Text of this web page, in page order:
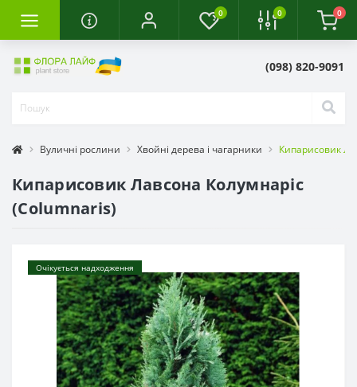
0 0 0
(098) 820-9091
Вуличні рослини Хвойні дерева і чагарники Кипарисовик
Кипарисовик Лавсона Колумнаріс
(Columnaris)
Очікується надходження